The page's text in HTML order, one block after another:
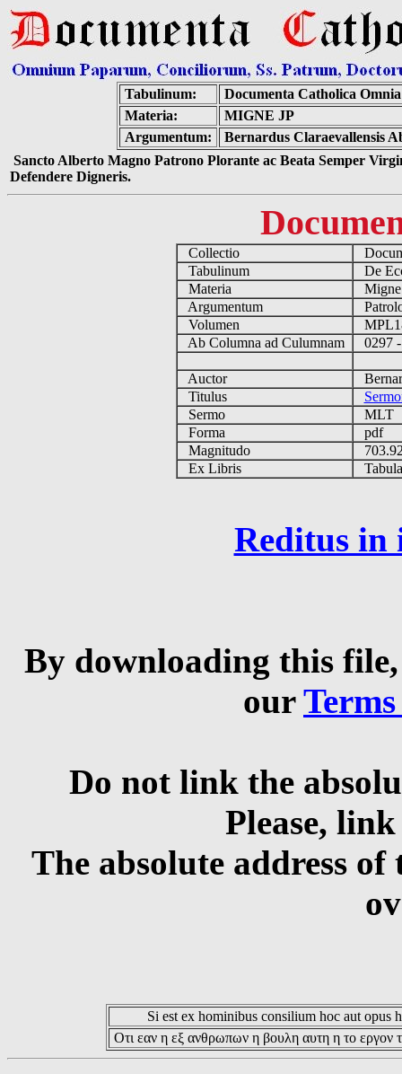
Tabulinum:
Documenta Catholica Omnia
Materia:
MIGNE JP
Argumentum:
Bernardus Claraevallensis
Sancto Alberto Magno Patrono Plorante ac Beata Semper
Defendere Digneris.
Collectio
Tabulinum
De
Materia
Argumentum
Volumen
Ab Columna ad Culumnam
0297
Auctor
Titulus
Sermo
MLT
Forma
pdf
Magnitudo
Ex Libris
Reditus in
By downloading this
our
Do not link the
Please,
The absolute address
Si est ex hominibus consilium hoc aut opus
Οτι εαν η εξ ανθρωπων η βουλη αυτη η το εργον